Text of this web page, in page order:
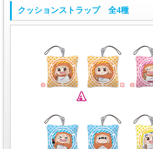
クッションストラップ 全4種